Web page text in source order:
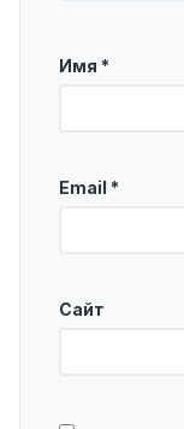
Имя *
Email *
Сайт